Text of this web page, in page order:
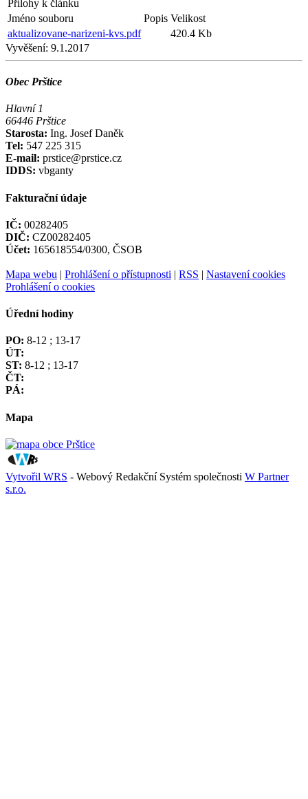
Přílohy k článku
Jméno souboru
Popis Velikost
aktualizovane-narizeni-kvs.pdf
420.4 Kb
Vyvěšení: 9.1.2017
Obec Prštice
Hlavní 1
66446 Prštice
Starosta: Ing. Josef Daněk
Tel: 547 225 315
E-mail: prstice@prstice.cz
IDDS: vbganty
Fakturační údaje
IČ: 00282405
DIČ: CZ00282405
Účet: 165618554/0300, ČSOB
Mapa webu | Prohlášení o přístupnosti | RSS | Nastavení cookies
Prohlášení o cookies
Úřední hodiny
PO: 8-12 ; 13-17
ÚT:
ST: 8-12 ; 13-17
ČT:
PÁ:
Mapa
Vytvořil WRS - Webový Redakční Systém společnosti W Partner
s.r.o.